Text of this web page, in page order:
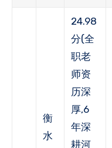
衡
水
24.98
分(全
职老
师资
历深
厚,6
年深
耕河